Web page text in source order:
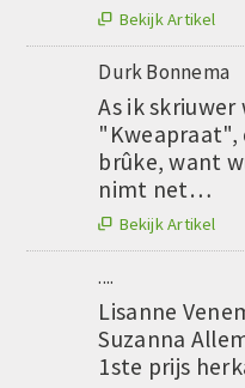
 Bekijk Artikel
Durk Bonnema
As ik skriuwer
"Kweapraat",
brûke, want
nimt net…
 Bekijk Artikel
....
Lisanne
Suzanna
1ste prijs